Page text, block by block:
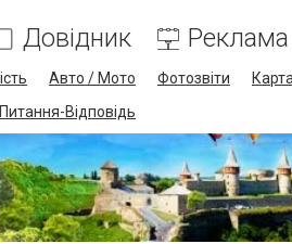
Довідник Реклама
Авто / Мото Фотозвіти
Питання-Відповідь